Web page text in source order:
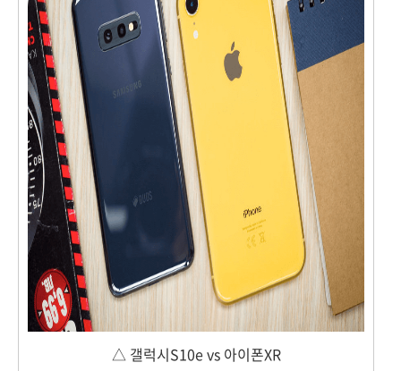
△ 갤럭시S10e vs 아이폰XR